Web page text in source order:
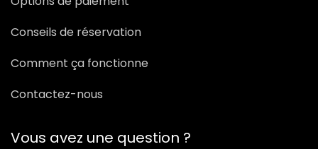
Conseils de réservation
Comment ça fonctionne
Contactez-nous
Vous avez une question ?